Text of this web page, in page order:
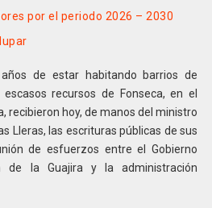
por el periodo 2026 – 2030
de estar habitando barrios de
recursos de Fonseca, en el
recibieron hoy, de manos del ministro
Lleras, las escrituras públicas de sus
de esfuerzos entre el Gobierno
de la Guajira y la administración